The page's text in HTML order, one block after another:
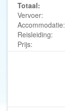
Totaal:
Vervoer:
Accommodatie:
Reisleiding:
Prijs: